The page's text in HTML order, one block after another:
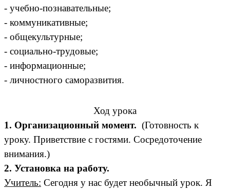
- учебно-познавательные;
- коммуникативные;
- общекультурные;
- социально-трудовые;
- информационные;
- личностного саморазвития.
Ход урока
1. Организационный момент. (Готовность к
уроку. Приветствие с гостями. Сосредоточение
внимания.)
2. Установка на работу.
Учитель: Сегодня у нас будет необычный урок. Я